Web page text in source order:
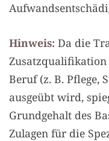
Hinweis: Da die
Zusatzqualifikation
Beruf (z. B. Pflege,
ausgeübt wird,
Grundgehalt des
Zulagen für die